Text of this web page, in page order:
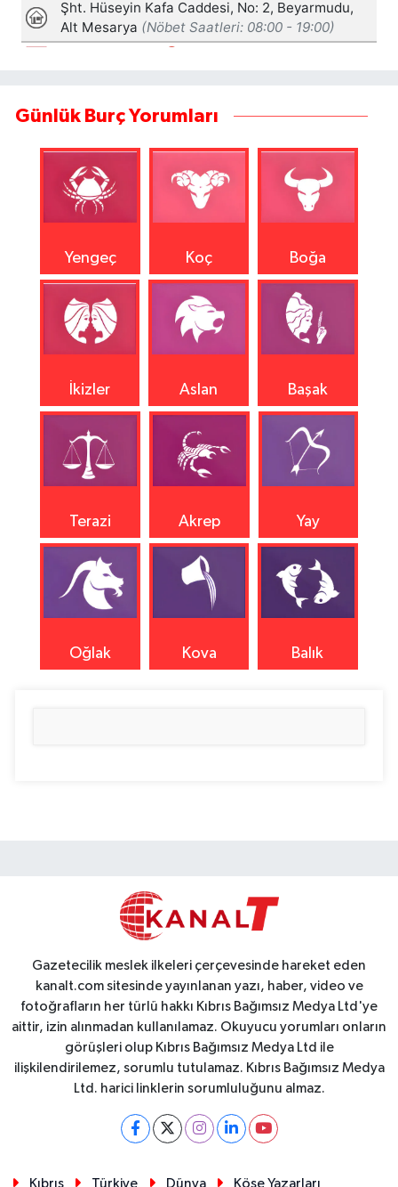
Günlük Burç Yorumları
Yengeç Koç Boğa
İkizler Aslan Başak
Terazi Akrep Yay
Oğlak Kova Balık
Gazetecilik meslek ilkeleri çerçevesinde hareket eden
kanalt.com sitesinde yayınlanan yazı, haber, video ve
fotoğrafların her türlü hakkı Kıbrıs Bağımsız Medya Ltd'ye
aittir, izin alınmadan kullanılamaz. Okuyucu yorumları onların
görüşleri olup Kıbrıs Bağımsız Medya Ltd ile
ilişkilendirilemez, sorumlu tutulamaz. Kıbrıs Bağımsız Medya
Ltd. harici linklerin sorumluluğunu almaz.
Kıbrıs Türkiye Dünya Köşe Yazarları